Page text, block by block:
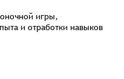
игры,
и отработки навыков